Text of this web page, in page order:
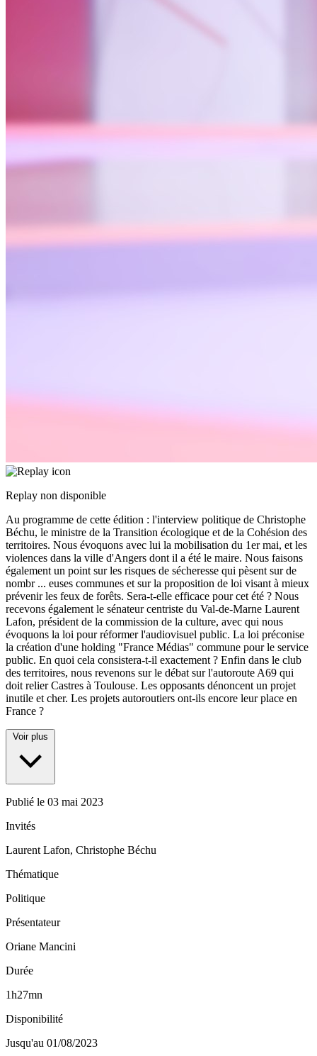
Replay non disponible
Au programme de cette édition : l'interview politique de Christophe
Béchu, le ministre de la Transition écologique et de la Cohésion des
territoires. Nous évoquons avec lui la mobilisation du 1er mai, et les
violences dans la ville d'Angers dont il a été le maire. Nous faisons
également un point sur les risques de sécheresse qui pèsent sur de
nombr ... euses communes et sur la proposition de loi visant à mieux
prévenir les feux de forêts. Sera-t-elle efficace pour cet été ? Nous
recevons également le sénateur centriste du Val-de-Marne Laurent
Lafon, président de la commission de la culture, avec qui nous
évoquons la loi pour réformer l'audiovisuel public. La loi préconise
la création d'une holding "France Médias" commune pour le service
public. En quoi cela consistera-t-il exactement ? Enfin dans le club
des territoires, nous revenons sur le débat sur l'autoroute A69 qui
doit relier Castres à Toulouse. Les opposants dénoncent un projet
inutile et cher. Les projets autoroutiers ont-ils encore leur place en
France ?
Voir plus
Publié le 03 mai 2023
Invités
Laurent Lafon, Christophe Béchu
Thématique
Politique
Présentateur
Oriane Mancini
Durée
1h27mn
Disponibilité
Jusqu'au 01/08/2023